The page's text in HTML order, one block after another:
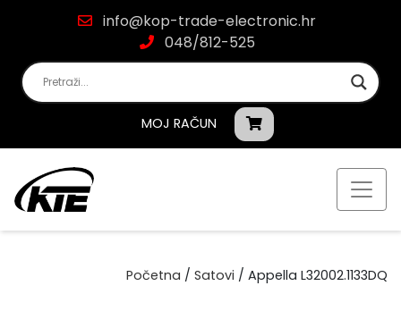
info@kop-trade-electronic.hr
048/812-525
MOJ RAČUN
Početna / Satovi / Appella L32002.1133DQ